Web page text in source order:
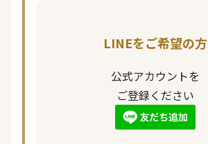
LINEをご希望の方
公式アカウントを
ご登録ください